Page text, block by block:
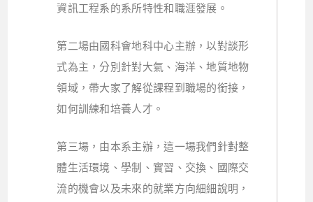
資訊工程系的系所特性和職涯發展。
第二場由國科會地科中心主辦，以對談形
式為主，分別針對大氣、海洋、地質地物
領域，帶大家了解從課程到職場的銜接，
如何訓練和培養人才。
第三場，由本系主辦，這一場我們針對整
體生活環境、學制、實習、交換、國際交
流的機會以及未來的就業方向細細說明，